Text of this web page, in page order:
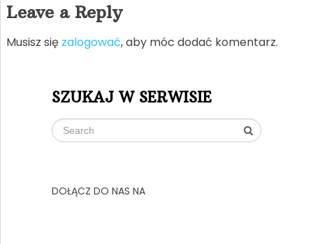
Leave a Reply
Musisz się zalogować, aby móc dodać komentarz.
SZUKAJ W SERWISIE
DOŁĄCZ DO NAS NA